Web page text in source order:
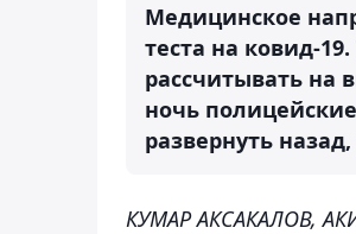
Медицинское
теста на ковид-
рассчитывать на
ночь
развернуть
КУМАР АКСАКАЛОВ,